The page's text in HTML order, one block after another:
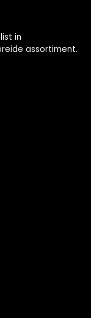
in
assortiment.